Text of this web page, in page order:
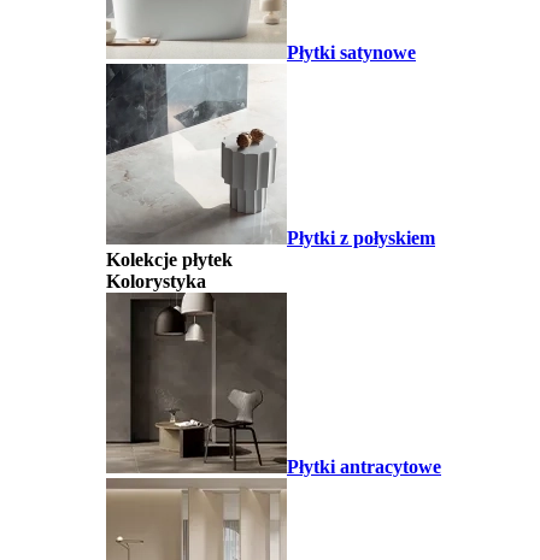
Płytki satynowe
Płytki z połyskiem
Kolekcje płytek
Kolorystyka
Płytki antracytowe